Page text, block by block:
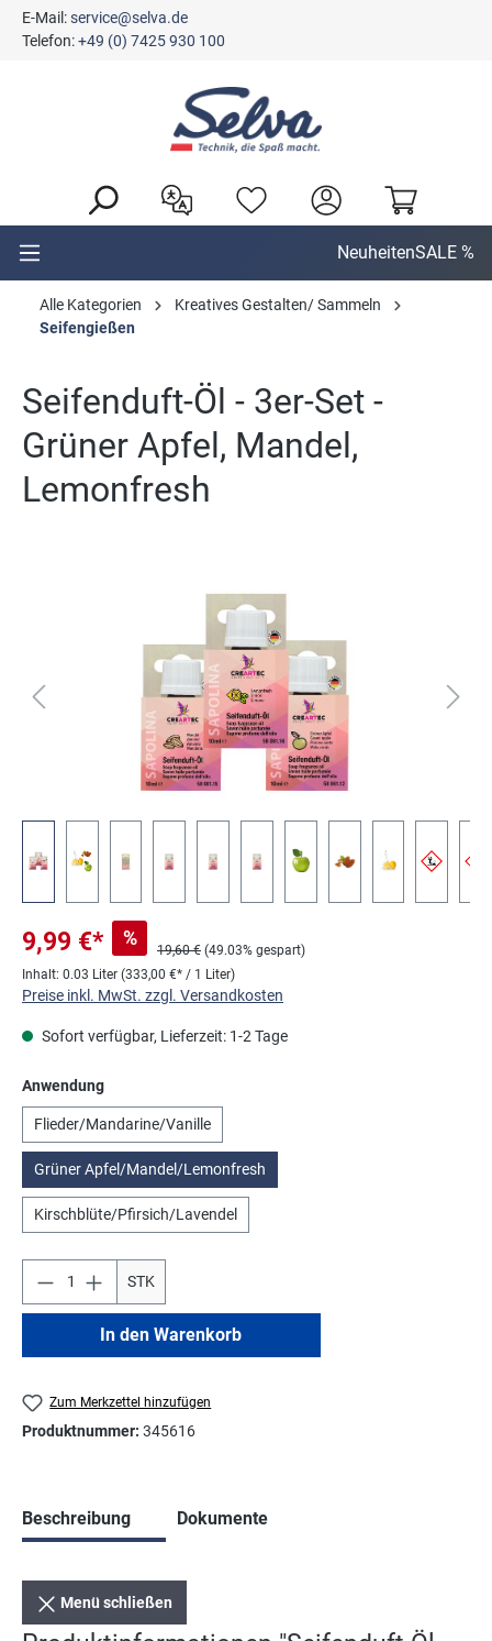
springen
E-Mail:service@selva.de
Telefon:+49 (0) 7425 930 100
NeuheitenSALE %
Alle Kategorien
Kreatives Gestalten/ Sammeln
Seifengießen
Seifenduft-Öl - 3er-Set -
Grüner Apfel, Mandel,
Lemonfresh
9,99 €* %
19,60 € (49.03% gespart)
Inhalt: 0.03 Liter (333,00 €* / 1 Liter)
Preise inkl. MwSt. zzgl. Versandkosten
Sofort verfügbar, Lieferzeit: 1-2 Tage
Anwendungauswählen
Flieder/Mandarine/Vanille
Grüner Apfel/Mandel/Lemonfresh
Kirschblüte/Pfirsich/Lavendel
STK
In den Warenkorb
Zum Merkzettel hinzufügen
Produktnummer: 345616
Beschreibung Dokumente
Menü schließen